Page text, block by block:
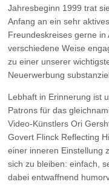
Jahresbeginn 1999 trat
Anfang an ein sehr
Freundeskreises gerne
verschiedene Weise
zu einer unserer
Neuerwerbung
Lebhaft in Erinnerung ist
Patrons für das
Video-Künstlers Ori
Govert Flinck Reflecting
einer inneren Einstellung
sich zu bleiben: einfach,
dabei entwaffnend